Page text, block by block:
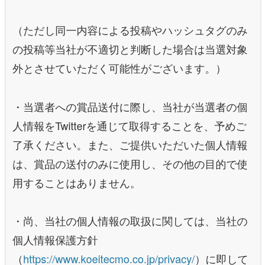
（ただし同一内容による投稿やハッシュタグのみ
の投稿等当社が不適切と判断した場合は当選対象
外とさせていただく可能性がございます。）
・当選者への賞品送付に際し、当社が当選者の個
人情報をTwitterを通じて取得することを、予めご
了承ください。また、ご提供いただいた個人情報
は、賞品の送付のみに使用し、その他の目的で使
用することはありません。
・尚、当社の個人情報の取扱に関しては、当社の
個人情報保護方針
（https://www.koeitecmo.co.jp/privacy/）に即して